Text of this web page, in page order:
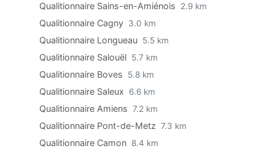
Qualitionnaire Sains-en-Amiénois 2.9 km
Qualitionnaire Cagny 3.0 km
Qualitionnaire Longueau 5.5 km
Qualitionnaire Salouël 5.7 km
Qualitionnaire Boves 5.8 km
Qualitionnaire Saleux 6.6 km
Qualitionnaire Amiens 7.2 km
Qualitionnaire Pont-de-Metz 7.3 km
Qualitionnaire Camon 8.4 km